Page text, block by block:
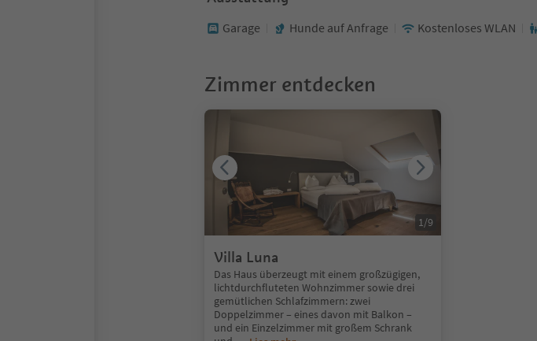
Garage Hunde auf Anfrage Kostenloses WLAN
Zimmer entdecken
Villa Luna
Das Haus überzeugt mit einem großzügigen,
lichtdurchfluteten Wohnzimmer sowie drei
gemütlichen Schlafzimmern: zwei
Doppelzimmer – eines davon mit Balkon –
und ein Einzelzimmer mit großem Schrank
1/9